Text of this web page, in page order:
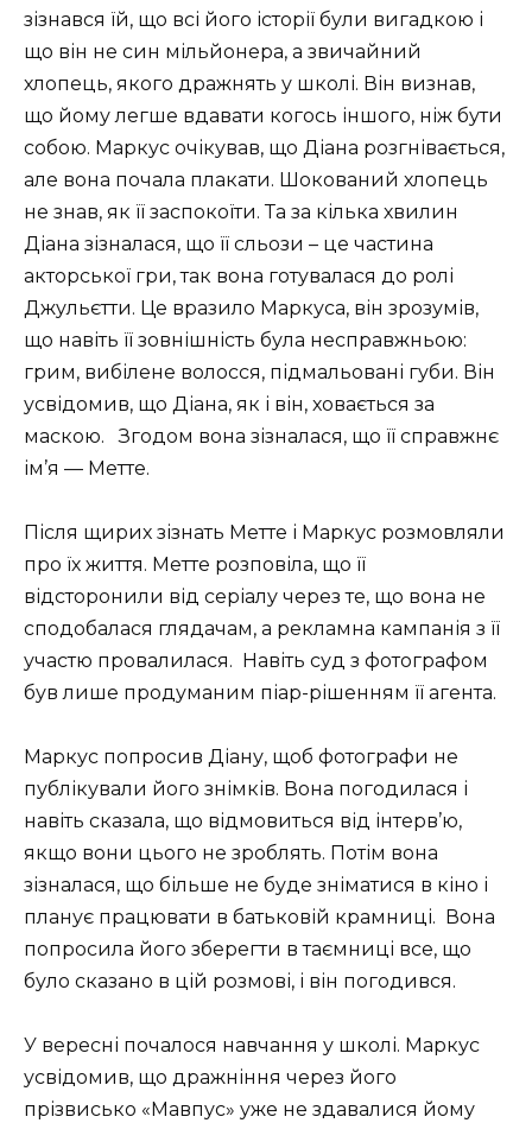
зізнався їй, що всі його історії були вигадкою і
що він не син мільйонера, а звичайний
хлопець, якого дражнять у школі. Він визнав,
що йому легше вдавати когось іншого, ніж бути
собою. Маркус очікував, що Діана розгнівається,
але вона почала плакати. Шокований хлопець
не знав, як її заспокоїти. Та за кілька хвилин
Діана зізналася, що її сльози – це частина
акторської гри, так вона готувалася до ролі
Джульєтти. Це вразило Маркуса, він зрозумів,
що навіть її зовнішність була несправжньою:
грим, вибілене волосся, підмальовані губи. Він
усвідомив, що Діана, як і він, ховається за
маскою. Згодом вона зізналася, що її справжнє
ім’я — Метте.
Після щирих зізнать Метте і Маркус розмовляли
про їх життя. Метте розповіла, що її
відсторонили від серіалу через те, що вона не
сподобалася глядачам, а рекламна кампанія з її
участю провалилася. Навіть суд з фотографом
був лише продуманим піар-рішенням її агента.
Маркус попросив Діану, щоб фотографи не
публікували його знімків. Вона погодилася і
навіть сказала, що відмовиться від інтерв’ю,
якщо вони цього не зроблять. Потім вона
зізналася, що більше не буде зніматися в кіно і
планує працювати в батьковій крамниці. Вона
попросила його зберегти в таємниці все, що
було сказано в цій розмові, і він погодився.
У вересні почалося навчання у школі. Маркус
усвідомив, що дражніння через його
прізвисько «Мавпус» уже не здавалися йому